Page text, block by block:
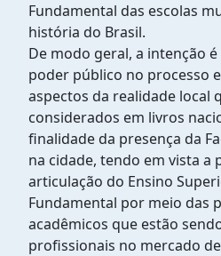
Fundamental das escolas
história do Brasil.
De modo geral, a intenção
poder público no processo
aspectos da realidade local
considerados em livros
finalidade da presença da
na cidade, tendo em vista a
articulação do Ensino
Fundamental por meio das
acadêmicos que estão
profissionais no mercado